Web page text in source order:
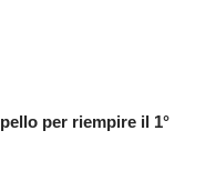
per riempire il 1°